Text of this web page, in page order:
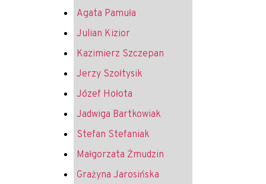
Agata Pamuła
Julian Kizior
Kazimierz Szczepan
Jerzy Szołtysik
Józef Hołota
Jadwiga Bartkowiak
Stefan Stefaniak
Małgorzata Żmudzin
Grażyna Jarosińska